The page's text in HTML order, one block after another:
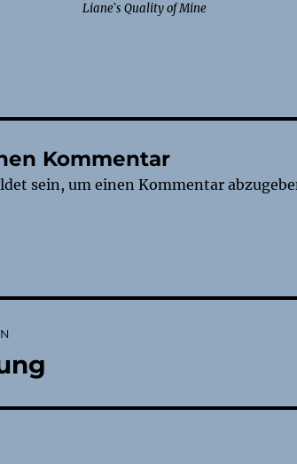
Liane`s Quality of Mine
Kommentar
sein, um einen Kommentar